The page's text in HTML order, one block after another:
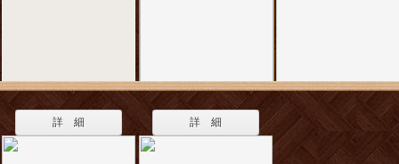
詳 細 詳 細